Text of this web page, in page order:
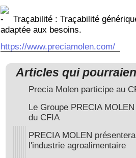
Traçabilité : Traçabilité
adaptée aux besoins.
https://www.preciamolen.com/
Articles qui
Precia Molen participe au
Le Groupe PRECIA
du CFIA
PRECIA MOLEN
l'industrie agroalimentaire